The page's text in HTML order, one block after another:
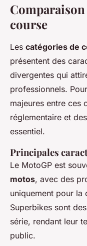
course
Les catégories de
présentent des
divergentes qui
professionnels.
majeures entre ces
réglementaire et
essentiel.
Principales
Le MotoGP est
motos, avec des
uniquement pour la
Superbikes sont
série, rendant leur
public.